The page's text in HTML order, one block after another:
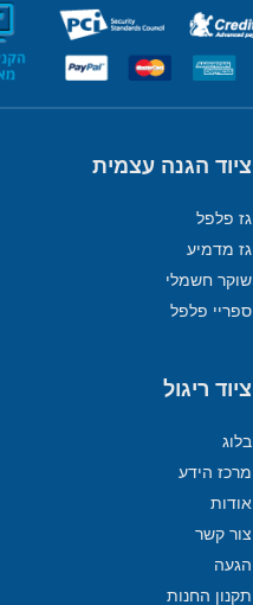
ציוד הגנה עצמית
גז פלפל
גז מדמיע
שוקר חשמלי
ספריי פלפל
ציוד ריגול
בלוג
מרכז הידע
אודות
צור קשר
הגעה
תקנון החנות